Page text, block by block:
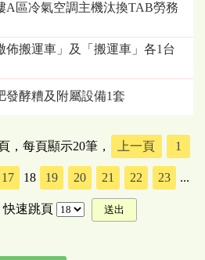
A區冷氣空調主機汰換TAB勞務
佈搬運車」及「搬運車」各1台
發酵糟及附屬設備1套
，每頁顯示20筆， 上一頁 1
17 18 19 20 21 22 23 ...
快速跳頁